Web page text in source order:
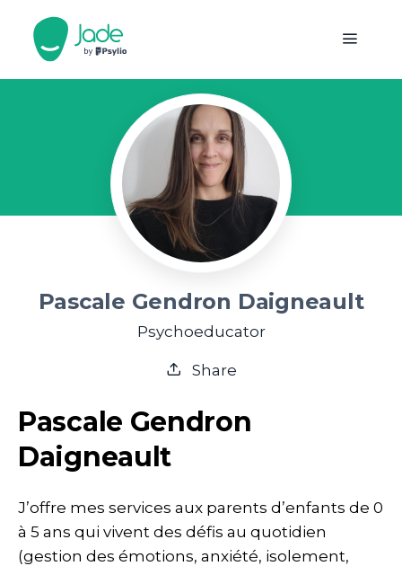
Pascale Gendron Daigneault
Psychoeducator
Share
Pascale Gendron
Daigneault
J’offre mes services aux parents d’enfants de 0
à 5 ans qui vivent des défis au quotidien
(gestion des émotions, anxiété, isolement,